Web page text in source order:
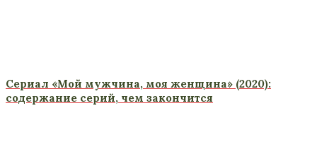
Сериал «Мой мужчина, моя женщина» (2020):
содержание серий, чем закончится